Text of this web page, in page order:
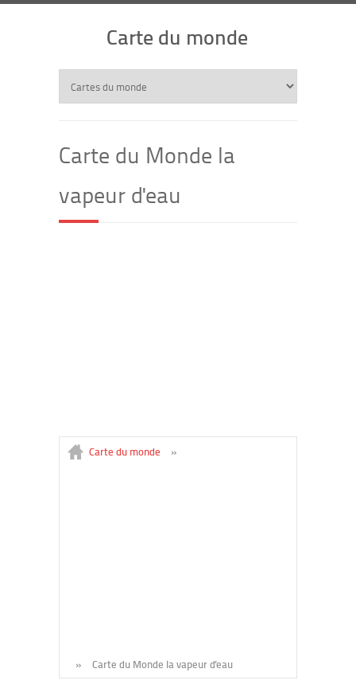
Carte du monde
Carte du Monde la
vapeur d'eau
Carte du monde »
» Carte du Monde la vapeur d'eau